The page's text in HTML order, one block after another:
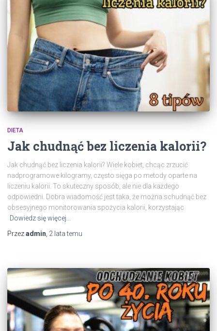
DIETA
Jak chudnąć bez liczenia kalorii?
Jak chudnąć bez liczenia kalorii? Wiele kobiet, chcąc zrzucić
nadprogramowe kilogramy, często sięga po metody oparte na
liczeniu kalorii. To skuteczny sposób, ale nie dla każdego
odpowiedni. Dobra wiadomość jest taka, że można schudnąć bez
obsesyjnego monitorowania spożycia kalorii, korzystając
Dowiedz się więcej…
Przezadmin 2 latatemu